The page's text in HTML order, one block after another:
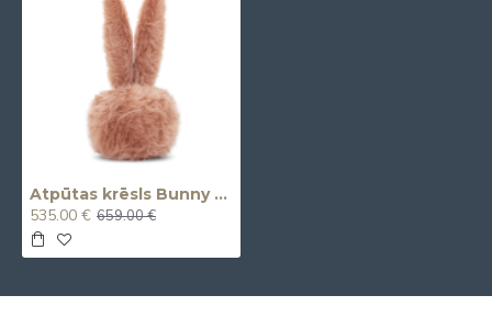
Atpūtas krēsls Bunny Guys (Armchair)
535.00 € 659.00 €